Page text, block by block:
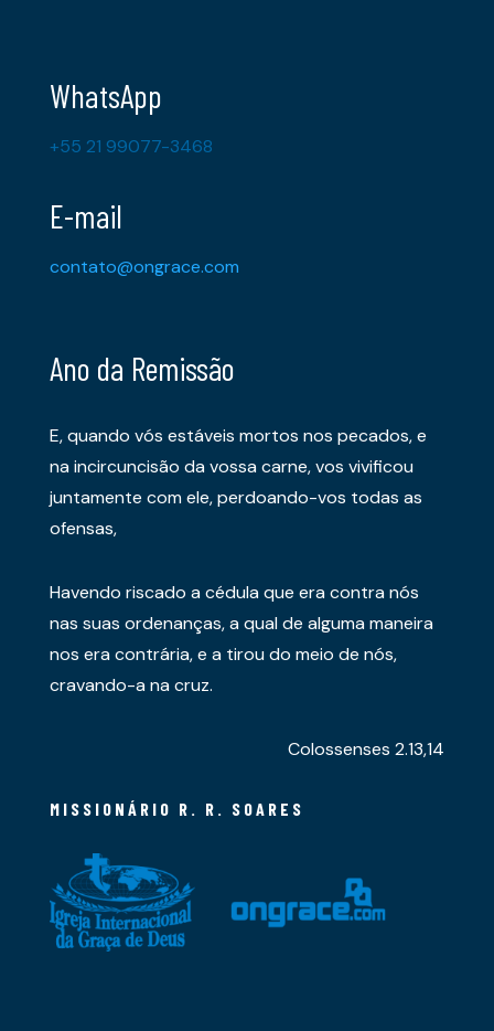
WhatsApp
+55 21 99077-3468
E-mail
contato@ongrace.com
Ano da Remissão
E, quando vós estáveis mortos nos pecados, e
na incircuncisão da vossa carne, vos vivificou
juntamente com ele, perdoando-vos todas as
ofensas,
Havendo riscado a cédula que era contra nós
nas suas ordenanças, a qual de alguma maneira
nos era contrária, e a tirou do meio de nós,
cravando-a na cruz.
Colossenses 2.13,14
MISSIONÁRIO R. R. SOARES